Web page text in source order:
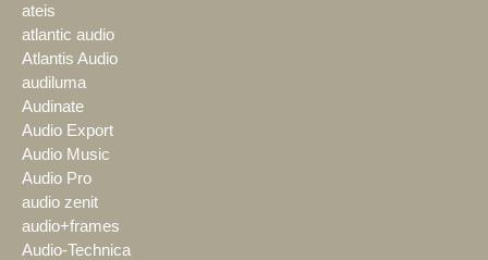
ateis
atlantic audio
Atlantis Audio
audiluma
Audinate
Audio Export
Audio Music
Audio Pro
audio zenit
audio+frames
Audio-Technica